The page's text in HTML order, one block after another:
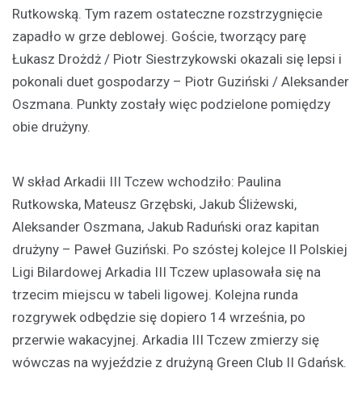
Rutkowską. Tym razem ostateczne rozstrzygnięcie
zapadło w grze deblowej. Goście, tworzący parę
Łukasz Drożdż / Piotr Siestrzykowski okazali się lepsi i
pokonali duet gospodarzy – Piotr Guziński / Aleksander
Oszmana. Punkty zostały więc podzielone pomiędzy
obie drużyny.
W skład Arkadii III Tczew wchodziło: Paulina
Rutkowska, Mateusz Grzębski, Jakub Śliżewski,
Aleksander Oszmana, Jakub Raduński oraz kapitan
drużyny – Paweł Guziński. Po szóstej kolejce II Polskiej
Ligi Bilardowej Arkadia III Tczew uplasowała się na
trzecim miejscu w tabeli ligowej. Kolejna runda
rozgrywek odbędzie się dopiero 14 września, po
przerwie wakacyjnej. Arkadia III Tczew zmierzy się
wówczas na wyjeździe z drużyną Green Club II Gdańsk.